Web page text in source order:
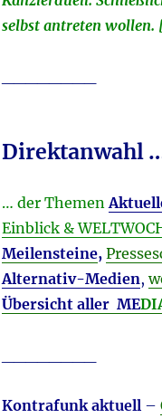
selbst antreten
Direktanwahl
… der Themen
Einblick &
Meilensteine,
Alternativ-Medien,
Übersicht aller ME
Kontrafunk aktuell –